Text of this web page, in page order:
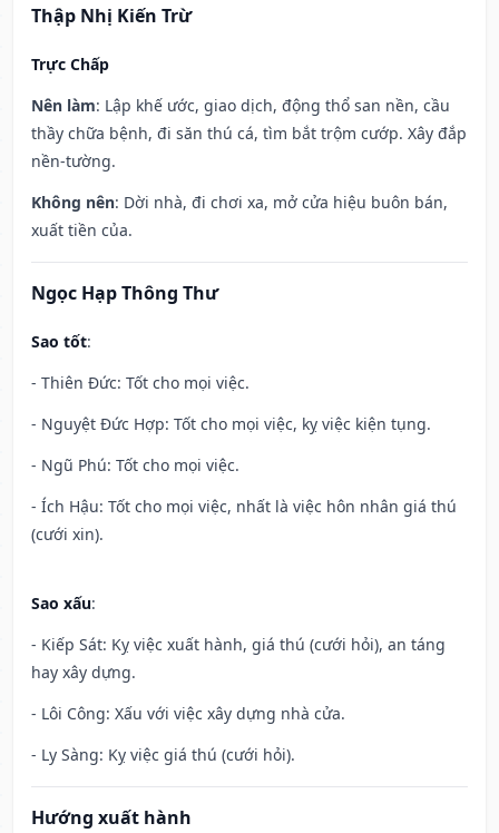
Thập Nhị Kiến Trừ
Trực Chấp
Nên làm: Lập khế ước, giao dịch, động thổ san nền, cầu
thầy chữa bệnh, đi săn thú cá, tìm bắt trộm cướp. Xây đắp
nền-tường.
Không nên: Dời nhà, đi chơi xa, mở cửa hiệu buôn bán,
xuất tiền của.
Ngọc Hạp Thông Thư
Sao tốt:
- Thiên Đức: Tốt cho mọi việc.
- Nguyệt Đức Hợp: Tốt cho mọi việc, kỵ việc kiện tụng.
- Ngũ Phú: Tốt cho mọi việc.
- Ích Hậu: Tốt cho mọi việc, nhất là việc hôn nhân giá thú
(cưới xin).
Sao xấu:
- Kiếp Sát: Kỵ việc xuất hành, giá thú (cưới hỏi), an táng
hay xây dựng.
- Lôi Công: Xấu với việc xây dựng nhà cửa.
- Ly Sàng: Kỵ việc giá thú (cưới hỏi).
Hướng xuất hành